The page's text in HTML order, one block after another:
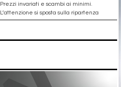
Prezzi invariati e scambi ai minimi.
L’attenzione si sposta sulla ripartenza